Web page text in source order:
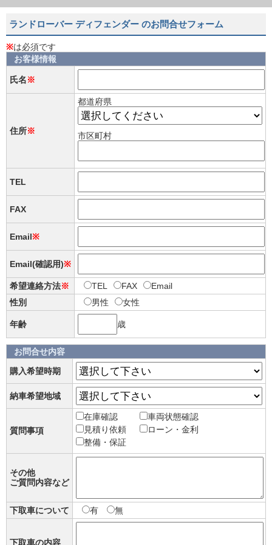
ランドローバー ディフェンダー のお問合せフォーム
※は必須です
お客様情報
氏名※
住所※
都道府県
市区町村
TEL
FAX
Email※
Email(確認用)※
希望連絡方法※ TEL FAX
Email
性別
男性 女性
年齢 歳
お問合せ内容
購入希望時期
納車希望地域
質問事項
在庫確認
車両状態確認
見積り依頼
ローン・金利
整備・保証
その他
ご質問内容など
下取車について 有 無
下取車の内容